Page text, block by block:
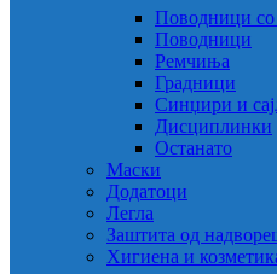
Поводници
Поводници
Ремчиња
Градници
Синџири и
Дисциплинки
Останато
Маски
Додатоци
Легла
Заштита од
Хигиена и